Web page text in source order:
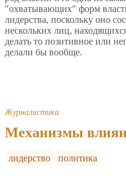
"охватывающих" форм
лидерства, поскольку оно
нескольких лиц,
делать то позитивное или
делали бы вообще.
Журналистика
Механизмы
лидерство политика